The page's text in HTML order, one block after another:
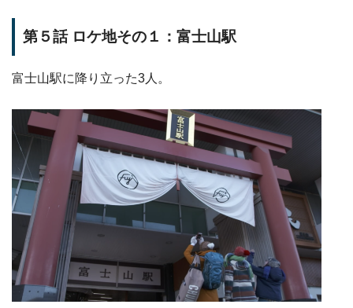
第５話 ロケ地その１：富士山駅
富士山駅に降り立った3人。